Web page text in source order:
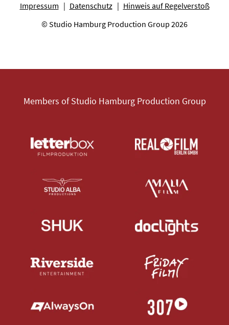
Impressum Datenschutz
Hinweis auf Regelverstoß
© Studio Hamburg Production Group 2026
Members of Studio Hamburg Production Group